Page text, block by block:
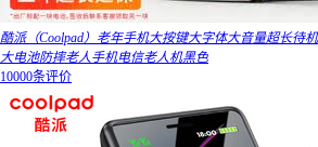
酷派（Coolpad）老年手机大按键大字体大音量超长待
大电池防摔老人手机电信老人机黑色
10000条评价